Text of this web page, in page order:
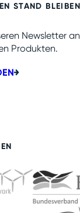
STAND BLEIBEN
Newsletter
Produkten.